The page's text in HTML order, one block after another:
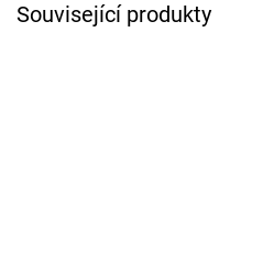
Související produkty